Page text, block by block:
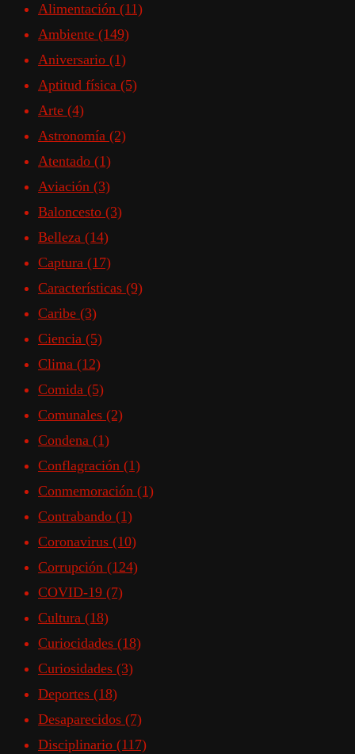
Alimentación (11)
Ambiente (149)
Aniversario (1)
Aptitud física (5)
Arte (4)
Astronomía (2)
Atentado (1)
Aviación (3)
Baloncesto (3)
Belleza (14)
Captura (17)
Características (9)
Caribe (3)
Ciencia (5)
Clima (12)
Comida (5)
Comunales (2)
Condena (1)
Conflagración (1)
Conmemoración (1)
Contrabando (1)
Coronavirus (10)
Corrupción (124)
COVID-19 (7)
Cultura (18)
Curiocidades (18)
Curiosidades (3)
Deportes (18)
Desaparecidos (7)
Disciplinario (117)